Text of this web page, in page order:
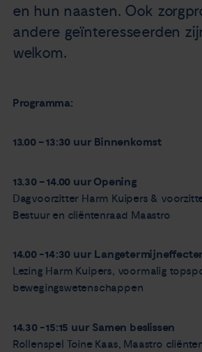
en hun naasten. Ook
andere geïnteresseerden
welkom.
Programma:
13.00 – 13:30 uur Binnenkomst
13.30 – 14.00 uur Opening
Dagvoorzitter Harm Kuipers &
Bestuur en cliëntenraad Maastro
14.00 - 14:30 uur
Lezing Harm Kuipers, voormalig
bewegingswetenschappen
14.30 - 15:15 uur Samen beslissen
Rollenspel Toine Kaas, Maastro